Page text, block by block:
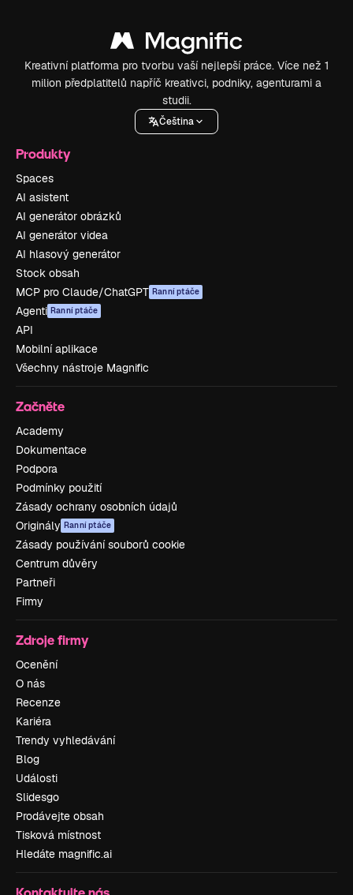
Kreativní platforma pro tvorbu vaší nejlepší práce. Více než 1
milion předplatitelů napříč kreativci, podniky, agenturami a
studii.
Čeština
Produkty
Spaces
AI asistent
AI generátor obrázků
AI generátor videa
AI hlasový generátor
Stock obsah
MCP pro Claude/ChatGPT Ranní ptáče
Agenti Ranní ptáče
API
Mobilní aplikace
Všechny nástroje Magnific
Začněte
Academy
Dokumentace
Podpora
Podmínky použití
Zásady ochrany osobních údajů
Originály Ranní ptáče
Zásady používání souborů cookie
Centrum důvěry
Partneři
Firmy
Zdroje firmy
Ocenění
O nás
Recenze
Kariéra
Trendy vyhledávání
Blog
Události
Slidesgo
Prodávejte obsah
Tisková místnost
Hledáte magnific.ai